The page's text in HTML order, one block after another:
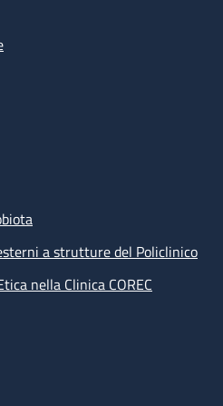
a strutture del Policlinico
nella Clinica COREC